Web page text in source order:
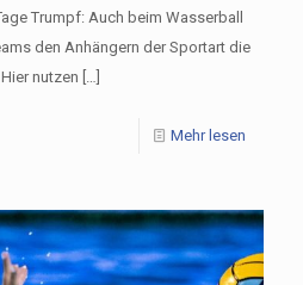
Trumpf: Auch beim Wasserball
den Anhängern der Sportart die
nutzen […]
Mehr lesen